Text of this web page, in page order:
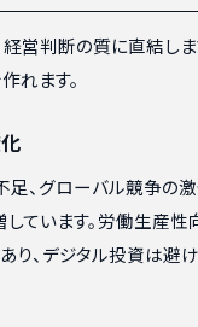
営判断の質に直結しま
れます。
、グローバル競争の激
ています。労働生産性
り、デジタル投資は避